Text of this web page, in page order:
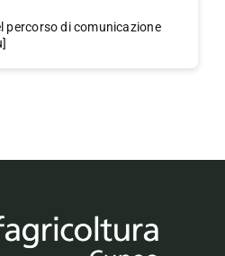
percorso di comunicazione